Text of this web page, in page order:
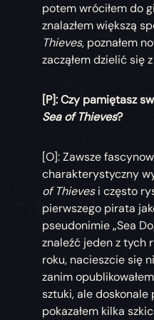
potem wróciłem do
znalazłem większą
Thieves, poznałem
zacząłem dzielić się
[P]: Czy pamiętasz
Sea of Thieves?
[O]: Zawsze
charakterystyczny
of Thievesi często
pierwszego pirata
pseudonimie „Sea
znaleźć jeden z tych
roku, nacieszcie się
zanim
sztuki, ale doskonale
pokazałem kilka